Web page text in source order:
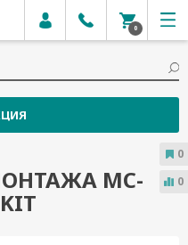
0
MC-
0
0